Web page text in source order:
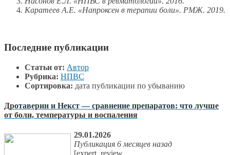
Каратеев А.Е. «Напроксен в терапии боли». РМЖ. 2019.
Последние публикации
Статьи от: Автор
Рубрика: НПВС
Сортировка: дата публикации по убыванию
Дротаверин и Некст — сравнение препаратов: что лучше
от боли, температуры и воспаления
29.01.2026
Публикация 6 месяцев назад